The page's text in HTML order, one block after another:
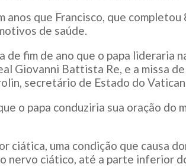
anos que Francisco, que
de saúde.
de fim de ano que o papa lideraria
Giovanni Battista Re, e a missa
secretário de Estado do
o papa conduziria sua oração do
ciática, uma condição que causa
nervo ciático, até a parte inferior